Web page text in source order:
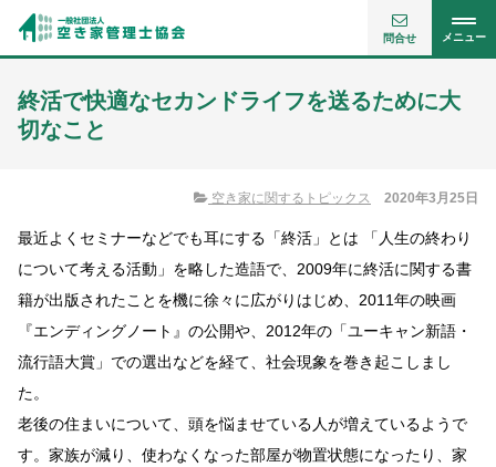
メニュー
問合せ
終活で快適なセカンドライフを送るために大
切なこと
空き家に関するトピックス 2020年3月25日
最近よくセミナーなどでも耳にする「終活」とは 「人生の終わり
について考える活動」を略した造語で、2009年に終活に関する書
籍が出版されたことを機に徐々に広がりはじめ、2011年の映画
『エンディングノート』の公開や、2012年の「ユーキャン新語・
流行語大賞」での選出などを経て、社会現象を巻き起こしまし
た。
老後の住まいについて、頭を悩ませている人が増えているようで
す。家族が減り、使わなくなった部屋が物置状態になったり、家